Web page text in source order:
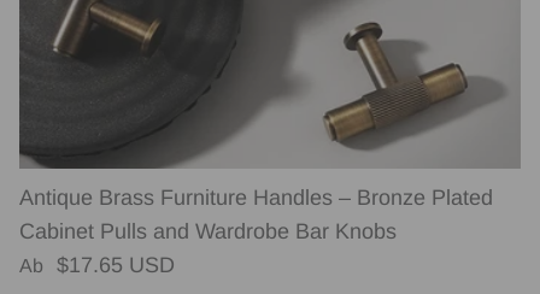
Antique Brass Furniture Handles – Bronze Plated
Cabinet Pulls and Wardrobe Bar Knobs
Normaler Preis
Ab $17.65 USD